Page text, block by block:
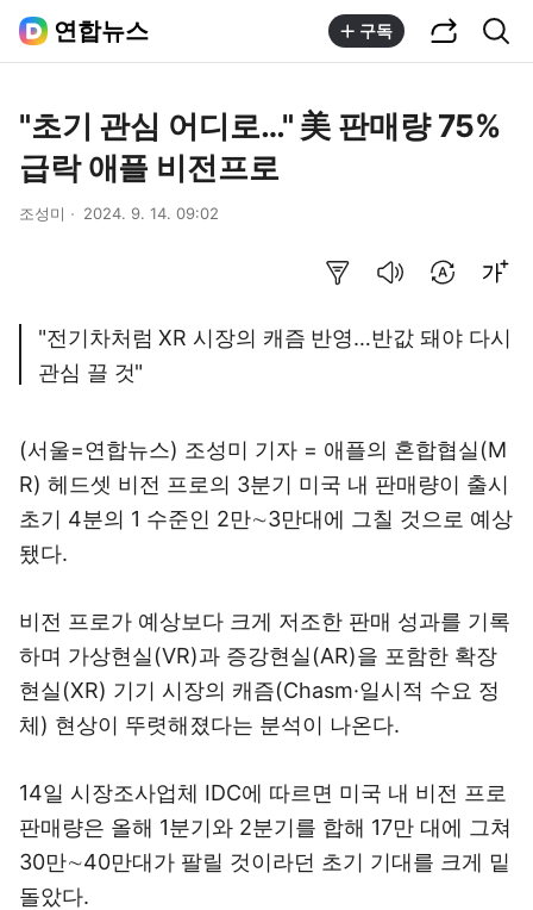
연합뉴스 구독
"초기 관심 어디로…" 美 판매량 75%
급락 애플 비전프로
조성미 2024. 9. 14. 09:02
"전기차처럼 XR 시장의 캐즘 반영…반값 돼야 다시
관심 끌 것"
(서울=연합뉴스) 조성미 기자 = 애플의 혼합협실(M
R) 헤드셋 비전 프로의 3분기 미국 내 판매량이 출시
초기 4분의 1 수준인 2만∼3만대에 그칠 것으로 예상
됐다.
비전 프로가 예상보다 크게 저조한 판매 성과를 기록
하며 가상현실(VR)과 증강현실(AR)을 포함한 확장
현실(XR) 기기 시장의 캐즘(Chasm·일시적 수요 정
체) 현상이 뚜렷해졌다는 분석이 나온다.
14일 시장조사업체 IDC에 따르면 미국 내 비전 프로
판매량은 올해 1분기와 2분기를 합해 17만 대에 그쳐
30만∼40만대가 팔릴 것이라던 초기 기대를 크게 밑
돌았다.